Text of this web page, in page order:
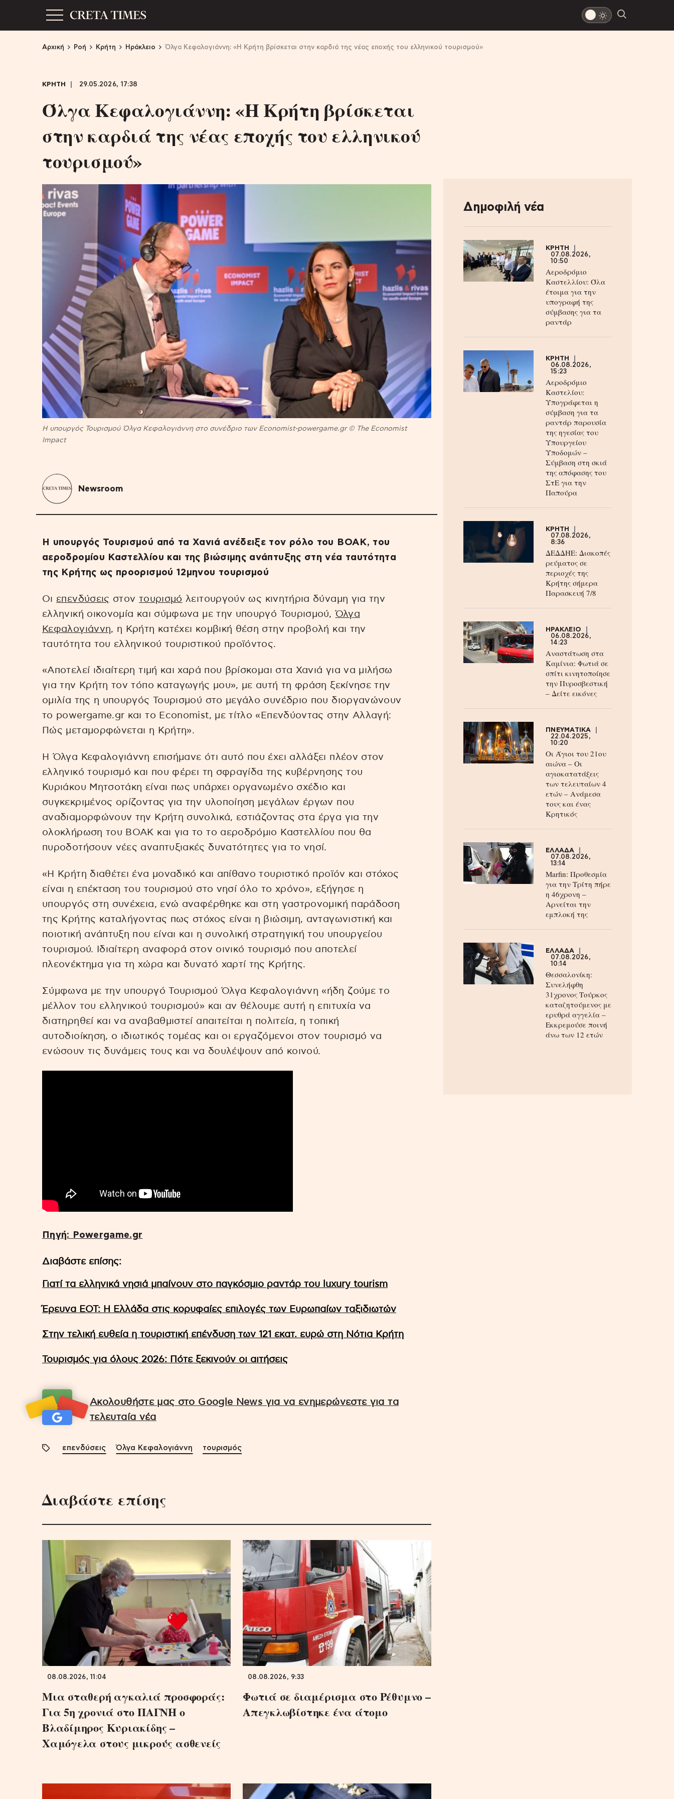
Αρχική Ροή Κρήτη Ηράκλειο Όλγα Κεφαλογιάννη: «Η Κρήτη βρίσκεται στην καρδιά της νέας εποχής του ελληνικού τουρισμού»
ΚΡΗΤΗ 29.05.2026, 17:38
Όλγα Κεφαλογιάννη: «Η Κρήτη βρίσκεται
στην καρδιά της νέας εποχής του ελληνικού
τουρισμού»
H υπουργός Τουρισμού Όλγα Κεφαλογιάννη στο συνέδριο των Economist-powergame.gr © The Economist
Impact
Newsroom
Η υπουργός Τουρισμού από τα Χανιά ανέδειξε τον ρόλο του ΒΟΑΚ, του
αεροδρομίου Καστελλίου και της βιώσιμης ανάπτυξης στη νέα ταυτότητα
της Κρήτης ως προορισμού 12μηνου τουρισμού
Οι επενδύσεις στον τουρισμό λειτουργούν ως κινητήρια δύναμη για την
ελληνική οικονομία και σύμφωνα με την υπουργό Τουρισμού,Όλγα
Κεφαλογιάννη, η Κρήτη κατέχει κομβική θέση στην προβολή και την
ταυτότητα του ελληνικού τουριστικού προϊόντος.
«Αποτελεί ιδιαίτερη τιμή και χαρά που βρίσκομαι στα Χανιά για να μιλήσω
για την Κρήτη τον τόπο καταγωγής μου», με αυτή τη φράση ξεκίνησε την
ομιλία της η υπουργός Τουρισμού στο μεγάλο συνέδριο που διοργανώνουν
το powergame.gr και το Economist, με τίτλο «Επενδύοντας στην Αλλαγή:
Πώς μεταμορφώνεται η Κρήτη».
Η Όλγα Κεφαλογιάννη επισήμανε ότι αυτό που έχει αλλάξει πλέον στον
ελληνικό τουρισμό και που φέρει τη σφραγίδα της κυβέρνησης του
Κυριάκου Μητσοτάκη είναι πως υπάρχει οργανωμένο σχέδιο και
συγκεκριμένος ορίζοντας για την υλοποίηση μεγάλων έργων που
αναδιαμορφώνουν την Κρήτη συνολικά, εστιάζοντας στα έργα για την
ολοκλήρωση του ΒΟΑΚ και για το το αεροδρόμιο Καστελλίου που θα
πυροδοτήσουν νέες αναπτυξιακές δυνατότητες για το νησί.
«Η Κρήτη διαθέτει ένα μοναδικό και απίθανο τουριστικό προϊόν και στόχος
είναι η επέκταση του τουρισμού στο νησί όλο το χρόνο», εξήγησε η
υπουργός στη συνέχεια, ενώ αναφέρθηκε και στη γαστρονομική παράδοση
της Κρήτης καταλήγοντας πως στόχος είναι η βιώσιμη, ανταγωνιστική και
ποιοτική ανάπτυξη που είναι και η συνολική στρατηγική του υπουργείου
τουρισμού. Ιδιαίτερη αναφορά στον οινικό τουρισμό που αποτελεί
πλεονέκτημα για τη χώρα και δυνατό χαρτί της Κρήτης.
Σύμφωνα με την υπουργό Τουρισμού Όλγα Κεφαλογιάννη «ήδη ζούμε το
μέλλον του ελληνικού τουρισμού» και αν θέλουμε αυτή η επιτυχία να
διατηρηθεί και να αναβαθμιστεί απαιτείται η πολιτεία, η τοπική
αυτοδιοίκηση, ο ιδιωτικός τομέας και οι εργαζόμενοι στον τουρισμό να
ενώσουν τις δυνάμεις τους και να δουλέψουν από κοινού.
Πηγή: Powergame.gr
Διαβάστε επίσης:
Γιατί τα ελληνικά νησιά μπαίνουν στο παγκόσμιο ραντάρ του luxury tourism
Έρευνα ΕΟΤ: Η Ελλάδα στις κορυφαίες επιλογές των Ευρωπαίων ταξιδιωτών
Στην τελική ευθεία η τουριστική επένδυση των 121 εκατ. ευρώ στη Νότια Κρήτη
Τουρισμός για όλους 2026: Πότε ξεκινούν οι αιτήσεις
Ακολουθήστε μας στο Google News για να ενημερώνεστε για τα
τελευταία νέα
επενδύσεις Όλγα Κεφαλογιάννη τουρισμός
Διαβάστε επίσης
08.08.2026, 11:04
Μια σταθερή αγκαλιά προσφοράς:
Για 5η χρονιά στο ΠΑΓΝΗ ο
Βλαδίμηρος Κυριακίδης –
Χαμόγελα στους μικρούς ασθενείς
08.08.2026, 9:33
Φωτιά σε διαμέρισμα στο Ρέθυμνο –
Απεγκλωβίστηκε ένα άτομο
Δημοφιλή νέα
ΚΡΗΤΗ
07.08.2026,
10:50
Αεροδρόμιο
Καστελλίου: Όλα
έτοιμα για την
υπογραφή της
σύμβασης για τα
ραντάρ
ΚΡΗΤΗ
06.08.2026,
15:23
Αεροδρόμιο
Καστελίου:
Υπογράφεται η
σύμβαση για τα
ραντάρ παρουσία
της ηγεσίας του
Υπουργείου
Υποδομών –
Σύμβαση στη σκιά
της απόφασης του
ΣτΕ για την
Παπούρα
ΚΡΗΤΗ
07.08.2026,
8:36
ΔΕΔΔΗΕ: Διακοπές
ρεύματος σε
περιοχές της
Κρήτης σήμερα
Παρασκευή 7/8
ΗΡΑΚΛΕΙΟ
06.08.2026,
14:23
Αναστάτωση στα
Καμίνια: Φωτιά σε
σπίτι κινητοποίησε
την Πυροσβεστική
– Δείτε εικόνες
ΠΝΕΥΜΑΤΙΚΑ
22.04.2025,
10:20
Οι Άγιοι του 21ου
αιώνα – Οι
αγιοκατατάξεις
των τελευταίων 4
ετών – Ανάμεσα
τους και ένας
Κρητικός
ΕΛΛΑΔΑ
07.08.2026,
13:14
Marfin: Προθεσμία
για την Τρίτη πήρε
η 46χρονη –
Aρνείται την
εμπλοκή της
ΕΛΛΑΔΑ
07.08.2026,
10:14
Θεσσαλονίκη:
Συνελήφθη
31χρονος Τούρκος
καταζητούμενος με
ερυθρά αγγελία –
Εκκρεμούσε ποινή
άνω των 12 ετών